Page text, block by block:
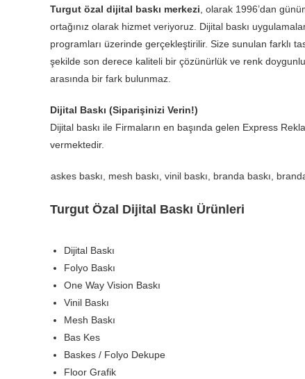
Turgut özal dijital baskı merkezi , olarak 1996’dan
ortağınız olarak hizmet veriyoruz. Dijital baskı
programları üzerinde gerçekleştirilir. Size sunulan farklı
şekilde son derece kaliteli bir çözünürlük ve renk
arasında bir fark bulunmaz.
Dijital Baskı (Siparişinizi Verin!)
Dijital baskı ile Firmaların en başında gelen Express
vermektedir.
folyo baskı, one way
Turgut Özal Dijital Baskı Ürünleri
Dijital Baskı
Folyo Baskı
One Way Vision Baskı
Vinil Baskı
Mesh Baskı
Bas Kes
Baskes / Folyo Dekupe
Floor Grafik